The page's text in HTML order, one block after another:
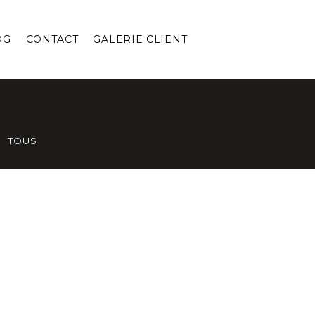
CONTACT GALERIE CLIENT
TOUS